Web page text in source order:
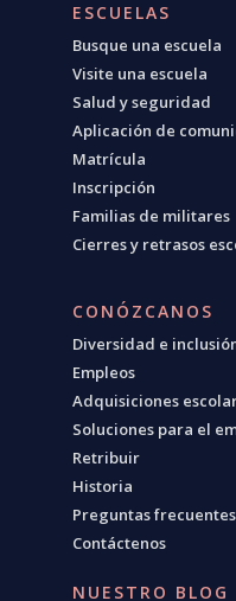
ESCUELAS
Busque una escuela
Visite una escuela
Salud y seguridad
Aplicación de
Matrícula
Inscripción
Familias de militares
Cierres y retrasos
CONÓZCANOS
Diversidad e
Empleos
Adquisiciones
Soluciones para el
Retribuir
Historia
Preguntas frecuentes
Contáctenos
NUESTRO BLOG